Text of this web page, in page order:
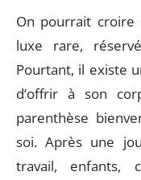
On pourrait
luxe rare,
Pourtant, il existe
d’offrir à son
parenthèse
soi. Après une
travail, enfants,